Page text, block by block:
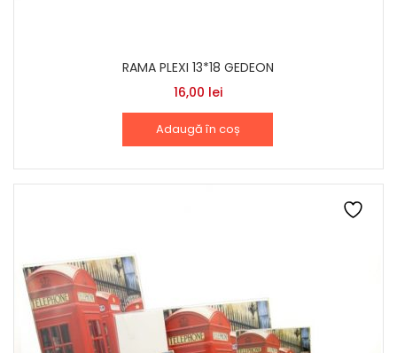
RAMA PLEXI 13*18 GEDEON
16,00 lei
Adaugă în coș